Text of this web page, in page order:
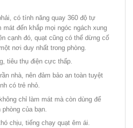
có tính năng quay 360 độ tự
mát đến khắp mọi ngóc ngách xung
cạnh đó, quạt cũng có thể dừng cố
nơi duy nhất trong phòng.
tiêu thụ điện cực thấp.
nhà, nên đảm bảo an toàn tuyệt
có trẻ nhỏ.
chỉ làm mát mà còn dùng để
của bạn.
chịu, tiếng chạy quạt êm ái.